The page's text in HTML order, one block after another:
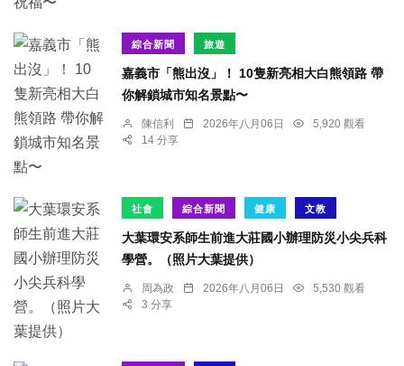
綜合新聞 旅遊
嘉義市「熊出沒」！ 10隻新亮相大白熊領路 帶
你解鎖城市知名景點〜
陳信利 2026年八月06日
5,920 觀看
14 分享
社會 綜合新聞 健康 文教
大葉環安系師生前進大莊國小辦理防災小尖兵科
學營。（照片大葉提供）
周為政 2026年八月06日
5,530 觀看
3 分享